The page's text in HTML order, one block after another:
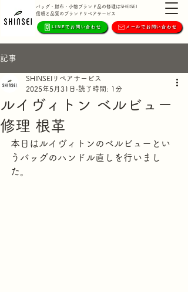
バッグ・財布・小物ブランド品の修理はSHEISEI
信頼と品質のブランドリペアサービス
LINEでお問い合わせ メールでお問い合わせ
記事
ルイヴィトン ベルビュー
修理 根革
SHINSEIリペアサービス
2025年5月31日 読了時間: 1分
本日はルイヴィトンのベルビューとい
うバッグのハンドル直しを行いまし
た。